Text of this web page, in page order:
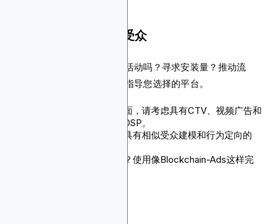
广告活动目标和目标受众
您是在开展全漏斗盈利广告活动吗？寻求安装量？推动流
量？您的广告活动目标应该指导您选择的平台。
为了提高知名度和覆盖面，请考虑具有CTV、视频广告和
高级发布商访问权限的DSP。
效果和重定向？请考虑具有相似受众建模和行为定向的
针对受限制的细分市场？使用像Blockchain-Ads这样完